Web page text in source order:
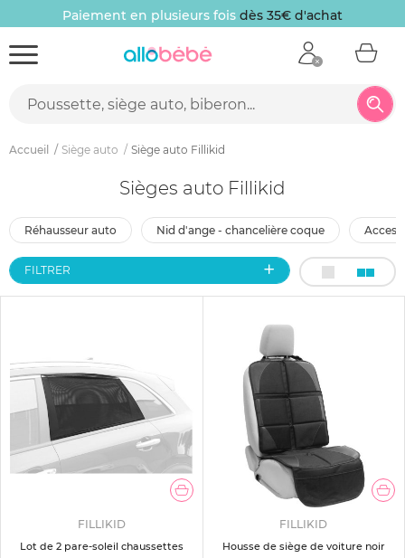
Paiement en plusieurs fois dès 35€ d'achat
Accueil Siège auto Siège auto Fillikid
Sièges auto Fillikid
réhausseur auto nid d'ange - chancelière coque
FILTRER
FILLIKID
Lot de 2 pare-soleil chaussettes
FILLIKID
Housse de siège de voiture noir